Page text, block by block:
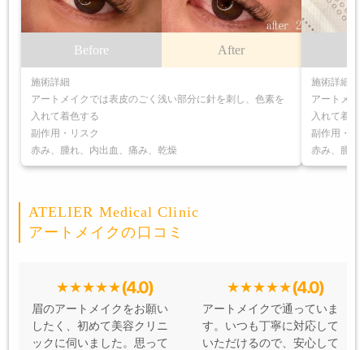
Before After
施術詳細
アートメイクでは表皮のごく浅い部分に針を刺し、色素を
入れて着色する
副作用・リスク
赤み、腫れ、内出血、痛み、乾燥
施術詳細
アートメイ
入れて着色
副作用・リ
赤み、腫れ
ATELIER Medical Clinic
アートメイクの口コミ
(4.0)
眉のアートメイクをお願い
したく、初めて美容クリニ
ックに伺いました。思って
(4.0)
アートメイクで通っていま
す。いつも丁寧に対応して
いただけるので、安心して